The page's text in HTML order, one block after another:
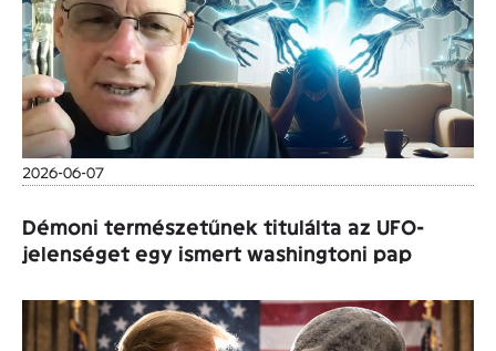
2026-06-07
Démoni természetűnek titulálta az UFO-
jelenséget egy ismert washingtoni pap